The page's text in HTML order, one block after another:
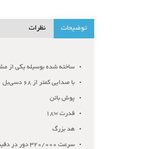
توضیحات نظرات
ساخته شده بوسیله یکی از
با صدایی کمتر از 68 دسی‌بل
پوش باتن
قدرت 18w
هد بزرگ
سرعت 320/000 دور در دقیقه